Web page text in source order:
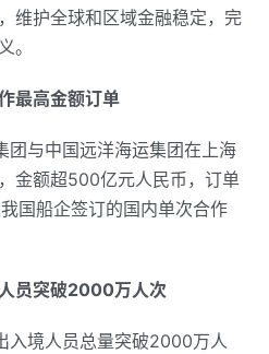
维护全球和区域金融稳定，完
。
最高金额订单
团与中国远洋海运集团在上海
金额超500亿元人民币，订单
国船企签订的国内单次合作
员突破2000万人次
入境人员总量突破2000万人